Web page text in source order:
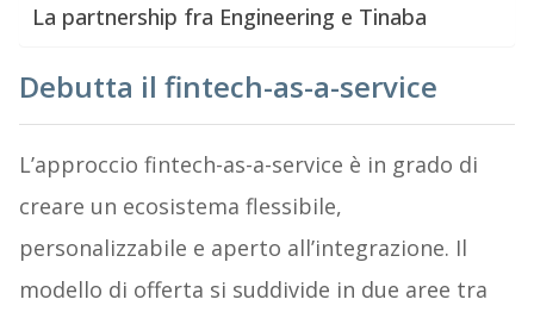
La partnership fra Engineering e Tinaba
Debutta il fintech-as-a-service
L’approccio fintech-as-a-service è in grado di
creare un ecosistema flessibile,
personalizzabile e aperto all’integrazione. Il
modello di offerta si suddivide in due aree tra